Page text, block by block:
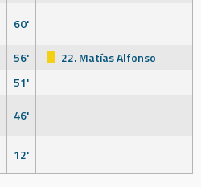
60'
56'
22. Matías Alfonso
51'
46'
12'